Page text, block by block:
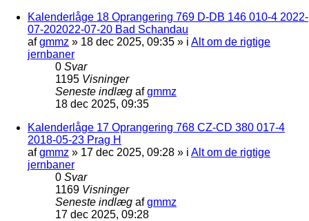
Kalenderlåge 18 Oprangering 769 D-DB 146 010-4 2022-
07-202022-07-20 Bad Schandau
afgmmz » 18 dec 2025, 09:35 » i Alt om de rigtige
jernbaner
0 Svar
1195 Visninger
Seneste indlæg afgmmz
18 dec 2025, 09:35
Kalenderlåge 17 Oprangering 768 CZ-CD 380 017-4
2018-05-23 Prag H
afgmmz » 17 dec 2025, 09:28 » i Alt om de rigtige
jernbaner
0 Svar
1169 Visninger
Seneste indlæg afgmmz
17 dec 2025, 09:28